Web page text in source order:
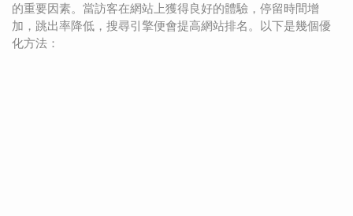
的重要因素。當訪客在網站上獲得良好的體驗，停留時間增
加，跳出率降低，搜尋引擎便會提高網站排名。以下是幾個優
化方法：